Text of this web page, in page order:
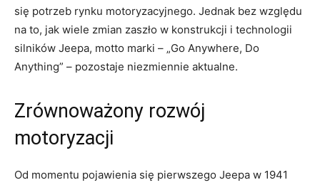
się potrzeb ​rynku motoryzacyjnego. Jednak‌ bez względu
na to, jak wiele zmian zaszło w konstrukcji i ⁢technologii
silników Jeepa, motto ‌marki – „Go ‍Anywhere, Do
Anything” – pozostaje ⁤niezmiennie aktualne.
Zrównoważony rozwój
motoryzacji
Od momentu⁣ pojawienia się pierwszego⁣ Jeepa ‍w 1941